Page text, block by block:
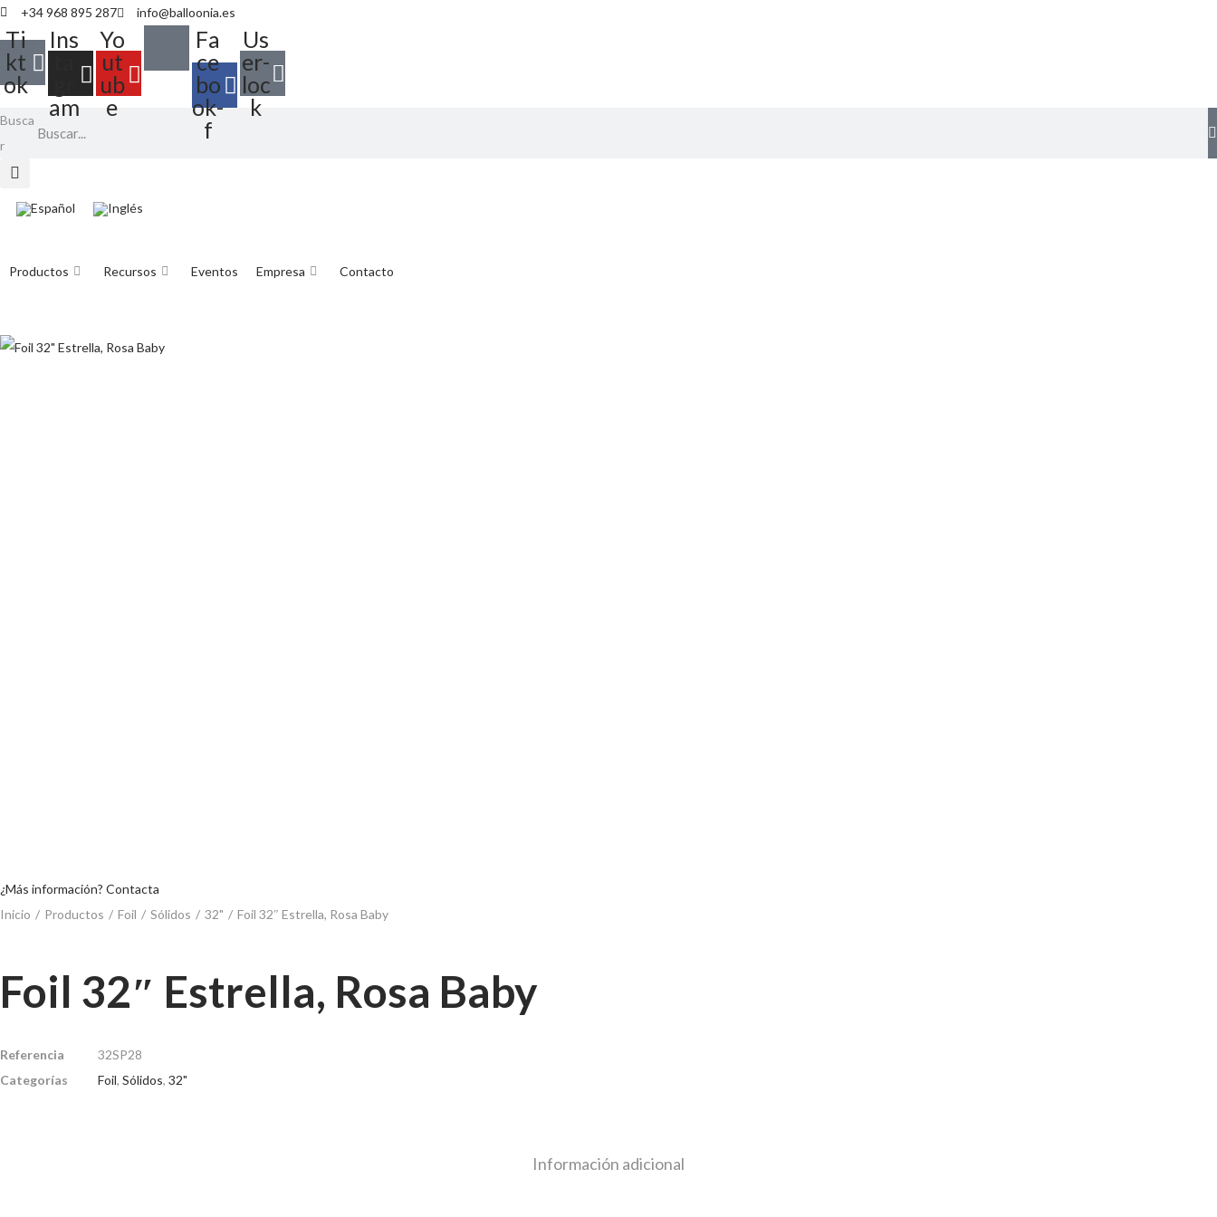
+34 968 895 287 info@balloonia.es
Ti
kt
ok
Ins
am
Yo
ut
ub
e
Fa
ce
bo
ok-
f
Us
er-
loc
k
Busca
r
Productos Recursos Eventos Empresa Contacto
¿Más información? Contacta
Inicio / Productos / Foil / Sólidos / 32" / Foil 32″ Estrella, Rosa Baby
Foil 32″ Estrella, Rosa Baby
Referencia
32SP28
Categorías
Foil, Sólidos, 32"
Información adicional